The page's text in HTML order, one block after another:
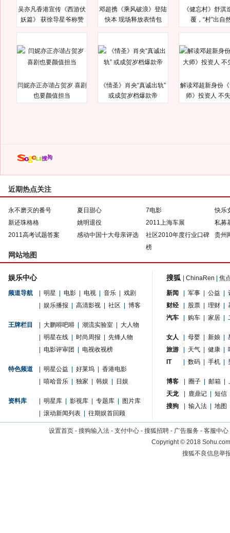
吴亦凡香港宣传《西游伏
妖篇》 获徐导星爷称赞
邓超携《乘风破浪》登陆
快本 现场释放表情包
《健忘村》舒淇
覆，“村”出自
闫妮亦正亦谐占贺岁 喜剧
也要颜值担当
《情圣》肖央“真诚出轨”
或成贺岁档爆款帝
解读邓超新身份
师》投资人 不
近期热点关注
永不磨灭的番号 夏日甜心 7电影
快乐
新还珠格格
姚明退役 2011上海车展
私募
2011高考试题答案
感动中国十大母亲评选
社区2010年度行业口碑
榜
贵州
网站地图
娱乐中心
频道导航 明星 电影 电视 音乐
戏剧
娱乐播报 高清影视 社区 博客
王牌栏目 大鹏嘚吧嘚 潮流实验室
大人物
明星在线 时尚周报
先锋人物
电影评审团 电视收视榜
特色频道 明星公益 好莱坞
香港电影
嘻哈音乐 独家 韩娱 日娱
资料库 明星库 影视库 专题库
图片库
滚动新闻列表 往期娱首回顾
搜狐 ChinaRen 焦
新闻 军事 公益
财经
股票 理财
汽车
购车 家居
女人 母婴 新娘
旅游
天气 健康
IT
数码 手机
博客 圈子 邮箱
天龙
鹿鼎记
短信
搜狗
输入法 地图
设置首页 - 搜狗输入法 - 支付中心 - 搜狐招聘 - 广告服务 - 客服中心
Copyright©2018
搜狐不良信息举